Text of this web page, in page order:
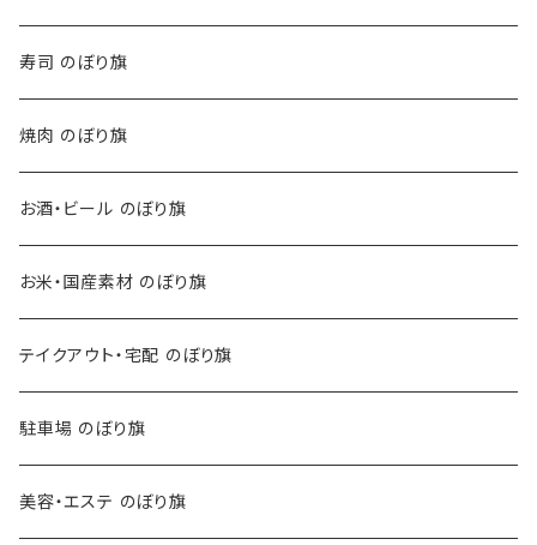
寿司 のぼり旗
焼肉 のぼり旗
お酒・ビール のぼり旗
お米・国産素材 のぼり旗
テイクアウト・宅配 のぼり旗
駐車場 のぼり旗
美容・エステ のぼり旗